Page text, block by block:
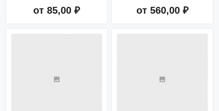
от 85,00 ₽ от 560,00 ₽